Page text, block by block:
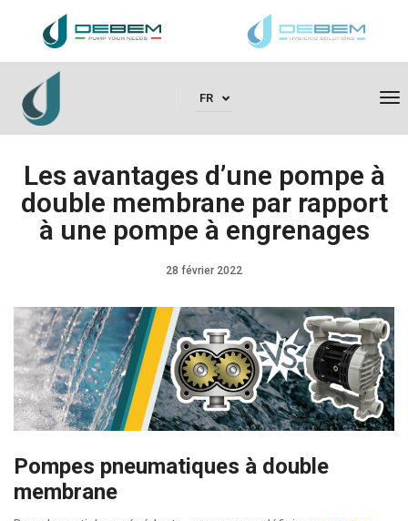
FR
Les avantages d’une pompe à
double membrane par rapport
à une pompe à engrenages
28 février 2022
Pompes pneumatiques à double
membrane